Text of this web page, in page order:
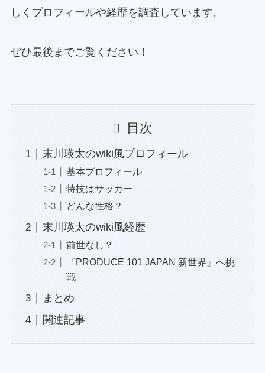
しくプロフィールや経歴を調査しています。
ぜひ最後までご覧ください！
目次
末川瑛太のwiki風プロフィール
基本プロフィール
特技はサッカー
どんな性格？
末川瑛太のwiki風経歴
前世なし？
『PRODUCE 101 JAPAN 新世界』へ挑
戦
まとめ
関連記事